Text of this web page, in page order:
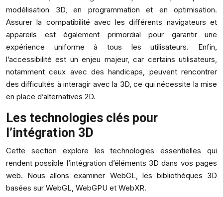
modélisation 3D, en programmation et en optimisation.
Assurer la compatibilité avec les différents navigateurs et
appareils est également primordial pour garantir une
expérience uniforme à tous les utilisateurs. Enfin,
l’accessibilité est un enjeu majeur, car certains utilisateurs,
notamment ceux avec des handicaps, peuvent rencontrer
des difficultés à interagir avec la 3D, ce qui nécessite la mise
en place d’alternatives 2D.
Les technologies clés pour
l’intégration 3D
Cette section explore les technologies essentielles qui
rendent possible l’intégration d’éléments 3D dans vos pages
web. Nous allons examiner WebGL, les bibliothèques 3D
basées sur WebGL, WebGPU et WebXR.